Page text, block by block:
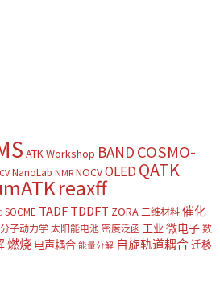
ATK Workshop BAND COSMO-
NanoLab NMR NOCVOLED QATK
reaxff
SOCME TADF TDDFT ZORA 二维材料 催化
子动力学 太阳能电池 密度泛函 工业 微电子 数
燃烧 电声耦合 能量分解 自旋轨道耦合迁移